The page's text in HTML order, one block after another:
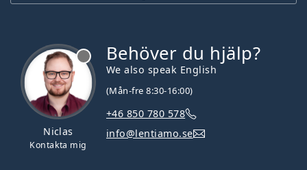
Niclas
Kontakta mig
Behöver du hjälp?
We also speak English
(Mån-fre 8:30-16:00)
+46 850 780 578
info@lentiamo.se